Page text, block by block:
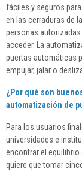
fáciles y seguros
en las cerraduras de
personas
acceder. La
puertas automáticas
empujar, jalar o
¿Por qué son
automatización de
Para los usuarios
universidades e
encontrar el equilibrio
quiere que tomar